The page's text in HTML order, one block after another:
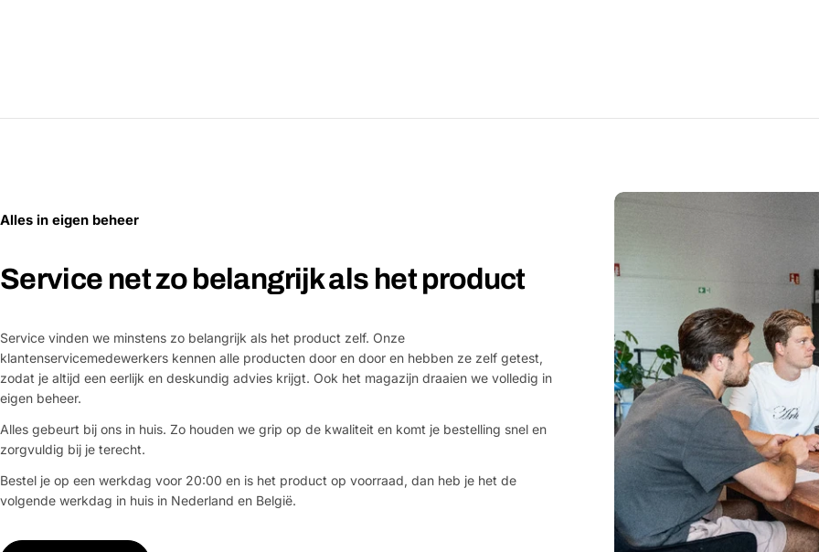
Alles in eigen beheer
Service net zo belangrijk als het product
Service vinden we minstens zo belangrijk als het product zelf. Onze
klantenservicemedewerkers kennen alle producten door en door en hebben ze zelf getest,
zodat je altijd een eerlijk en deskundig advies krijgt. Ook het magazijn draaien we volledig in
eigen beheer.
Alles gebeurt bij ons in huis. Zo houden we grip op de kwaliteit en komt je bestelling snel en
zorgvuldig bij je terecht.
Bestel je op een werkdag voor 20:00 en is het product op voorraad, dan heb je het de
volgende werkdag in huis in Nederland en België.